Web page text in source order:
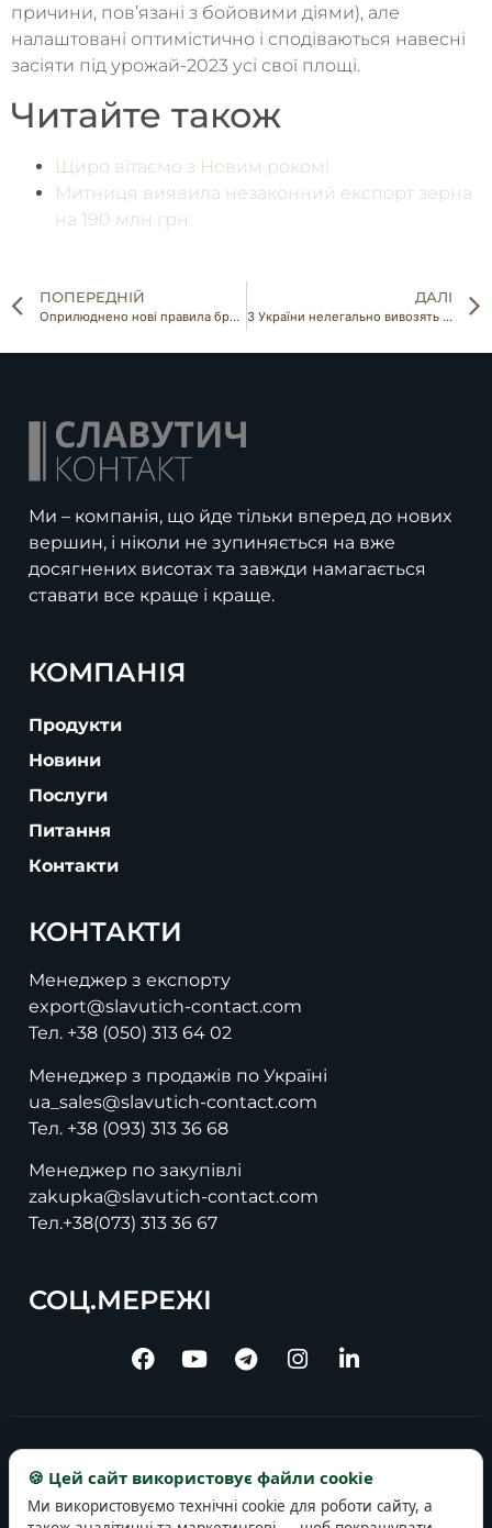
причини, пов’язані з бойовими діями), але
налаштовані оптимістично і сподіваються навесні
засіяти під урожай-2023 усі свої площі.
Читайте також
Щиро вітаємо з Новим роком!
Митниця виявила незаконний експорт зерна
на 190 млн грн
ПОПЕРЕДНІЙ
Оприлюднено нові правила бронювання аграріїв
ДАЛІ
З України нелегально вивозять зерно
Ми – компанія, що йде тільки вперед до нових
вершин, і ніколи не зупиняється на вже
досягнених висотах та завжди намагається
ставати все краще і краще.
КОМПАНІЯ
Продукти
Новини
Послуги
Питання
Контакти
КОНТАКТИ
Менеджер з експорту
export@slavutich-contact.com
Тел. +38 (050) 313 64 02
Менеджер з продажів по Україні
ua_sales@slavutich-contact.com
Тел. +38 (093) 313 36 68
Менеджер по закупівлі
zakupka@slavutich-contact.com
Тел.+38(073) 313 36 67
СОЦ.МЕРЕЖІ
🍪 Цей сайт використовує файли cookie
Ми використовуємо технічні cookie для роботи сайту, а